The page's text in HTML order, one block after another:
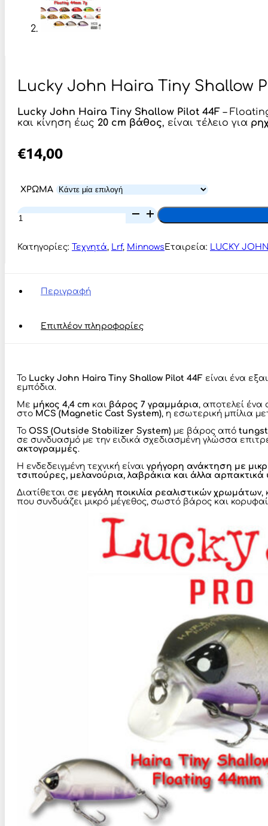
Lucky John Haira Tiny Shallow
Lucky John Haira Tiny Shallow Pilot 44F –
και κίνηση έως 20 cm βάθος, είναι τέλειο για
€14,00
ΧΡΩΜΑ
Lucky
John
Tiny
Shallow
Floating
για
Spinning
ποσότητα
Κατηγορίες: Τεχνητά, Lrf, Minnows Εταιρεία: LUCKY
Περιγραφή
Επιπλέον πληροφορίες
Το Lucky John Haira Tiny Shallow Pilot 44F είναι ένα
εμπόδια.
Με μήκος 4,4 cm και βάρος 7 γραμμάρια, αποτελεί
στο MCS (Magnetic Cast System), η εσωτερική μπίλια
Το OSS (Outside Stabilizer System) με βάρος από
σε συνδυασμό με την ειδικά σχεδιασμένη γλώσσα
ακτογραμμές.
Η ενδεδειγμένη τεχνική είναι γρήγορη ανάκτηση με
τσιπούρες, μελανούρια, λαβράκια και άλλα αρπακτικά
Διατίθεται σε μεγάλη ποικιλία ρεαλιστικών χρωμάτων,
που συνδυάζει μικρό μέγεθος, σωστό βάρος και